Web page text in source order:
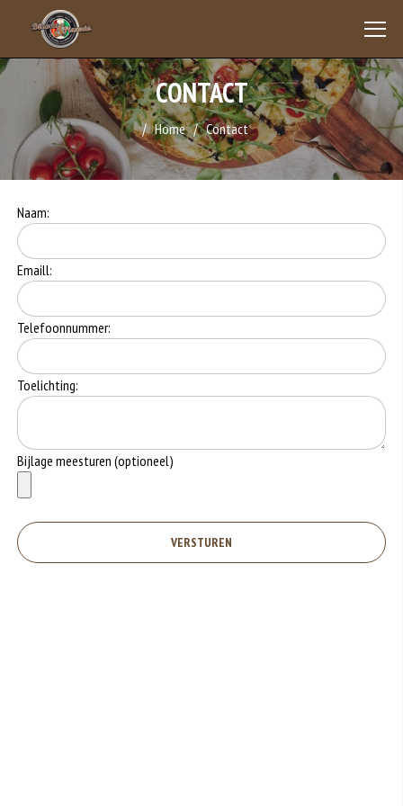
CONTACT
Home Contact
Naam:
Emaill:
Telefoonnummer:
Toelichting:
Bijlage meesturen (optioneel)